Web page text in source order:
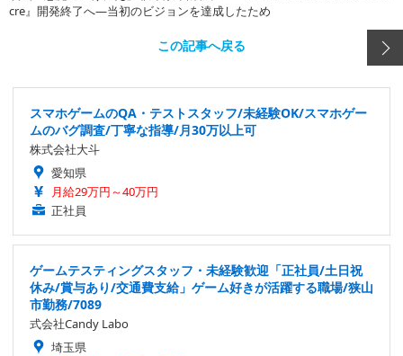
cre』開発終了へ―当初のビジョンを達成したため
この記事へ戻る
スマホゲームのQA・テストスタッフ/未経験OK/スマホゲー
ムのバグ調査/丁寧な指導/月30万以上可
株式会社大斗
愛知県
月給29万円～40万円
正社員
ゲームテスティングスタッフ・未経験歓迎「正社員/土日祝
休み/賞与あり/交通費支給」ゲーム好きが活躍する職場/狭山
市勤務/7089
式会社Candy Labo
埼玉県